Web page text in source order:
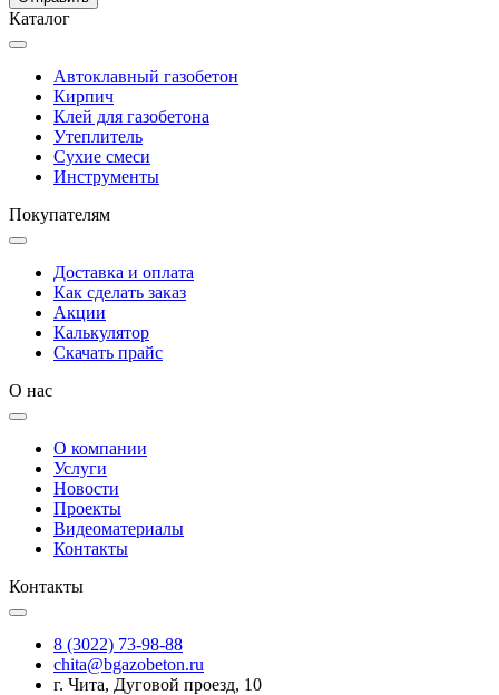
Каталог
Автоклавный газобетон
Кирпич
Клей для газобетона
Утеплитель
Сухие смеси
Инструменты
Покупателям
Доставка и оплата
Как сделать заказ
Акции
Калькулятор
Скачать прайс
О нас
О компании
Услуги
Новости
Проекты
Видеоматериалы
Контакты
Контакты
8 (3022) 73-98-88
chita@bgazobeton.ru
г. Чита, Дуговой проезд, 10